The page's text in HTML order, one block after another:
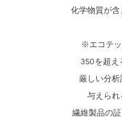
化学物質が含
※エコテッ
350を超え
厳しい分
与えられ
繊維製品の